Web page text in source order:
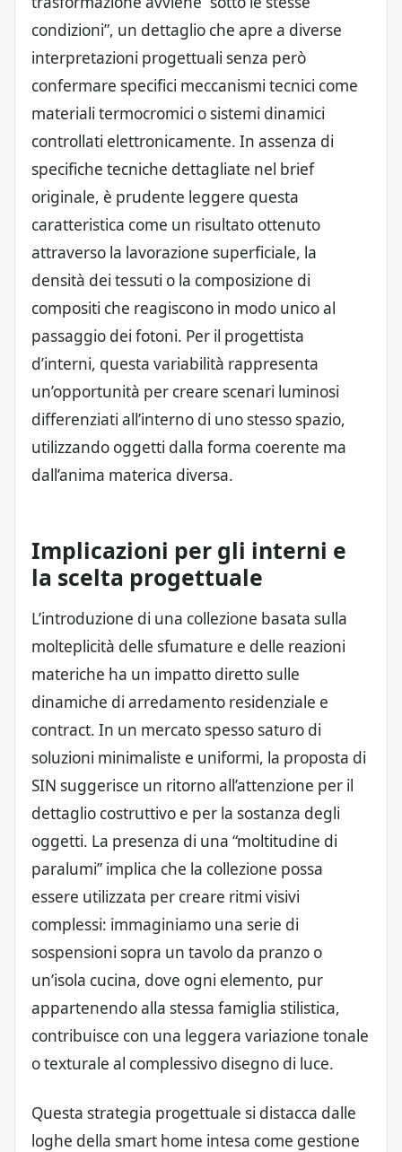
condizioni”, un dettaglio che apre a diverse
interpretazioni progettuali senza però
confermare specifici meccanismi tecnici come
materiali termocromici o sistemi dinamici
controllati elettronicamente. In assenza di
specifiche tecniche dettagliate nel brief
originale, è prudente leggere questa
caratteristica come un risultato ottenuto
attraverso la lavorazione superficiale, la
densità dei tessuti o la composizione di
compositi che reagiscono in modo unico al
passaggio dei fotoni. Per il progettista
d’interni, questa variabilità rappresenta
un’opportunità per creare scenari luminosi
differenziati all’interno di uno stesso spazio,
utilizzando oggetti dalla forma coerente ma
dall’anima materica diversa.
Implicazioni per gli interni e
la scelta progettuale
L’introduzione di una collezione basata sulla
molteplicità delle sfumature e delle reazioni
materiche ha un impatto diretto sulle
dinamiche di arredamento residenziale e
contract. In un mercato spesso saturo di
soluzioni minimaliste e uniformi, la proposta di
SIN suggerisce un ritorno all’attenzione per il
dettaglio costruttivo e per la sostanza degli
oggetti. La presenza di una “moltitudine di
paralumi” implica che la collezione possa
essere utilizzata per creare ritmi visivi
complessi: immaginiamo una serie di
sospensioni sopra un tavolo da pranzo o
un’isola cucina, dove ogni elemento, pur
appartenendo alla stessa famiglia stilistica,
contribuisce con una leggera variazione tonale
o texturale al complessivo disegno di luce.
Questa strategia progettuale si distacca dalle
loghe della smart home intesa come gestione